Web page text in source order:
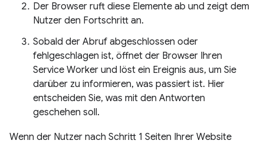
Der Browser ruft diese Elemente ab und zeigt dem
Nutzer den Fortschritt an.
Sobald der Abruf abgeschlossen oder
fehlgeschlagen ist, öffnet der Browser Ihren
Service Worker und löst ein Ereignis aus, um Sie
darüber zu informieren, was passiert ist. Hier
entscheiden Sie, was mit den Antworten
geschehen soll.
Wenn der Nutzer nach Schritt 1 Seiten Ihrer Website